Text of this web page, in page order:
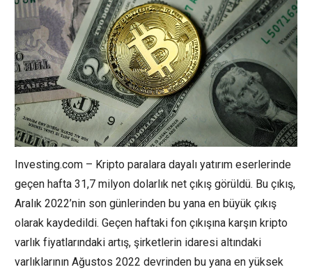
Investing.com – Kripto paralara dayalı yatırım eserlerinde
geçen hafta 31,7 milyon dolarlık net çıkış görüldü. Bu çıkış,
Aralık 2022’nin son günlerinden bu yana en büyük çıkış
olarak kaydedildi. Geçen haftaki fon çıkışına karşın kripto
varlık fiyatlarındaki artış, şirketlerin idaresi altındaki
varlıklarının Ağustos 2022 devrinden bu yana en yüksek